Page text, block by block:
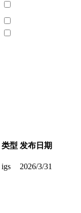
类型 发布日期
igs 2026/3/31